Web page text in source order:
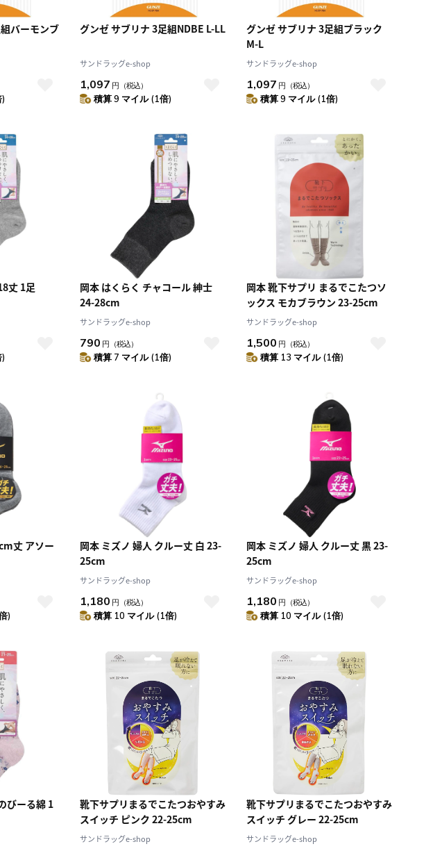
バーモンブ
グンゼ サブリナ 3足組NDBE L-LL
サンドラッグe-shop
1,097 円 （税込）
積算 9 マイル (1倍)
グンゼ サブリナ 3足組ブラック
M-L
サンドラッグe-shop
1,097 円 （税込）
積算 9 マイル (1倍)
丈 1足
岡本 はくらく チャコール 紳士
24-28cm
サンドラッグe-shop
790 円 （税込）
積算 7 マイル (1倍)
岡本 靴下サプリ まるでこたつソ
ックス モカブラウン 23-25cm
サンドラッグe-shop
1,500 円 （税込）
積算 13 マイル (1倍)
丈 アソー
)
岡本 ミズノ 婦人 クルー丈 白 23-
25cm
サンドラッグe-shop
1,180 円 （税込）
積算 10 マイル (1倍)
岡本 ミズノ 婦人 クルー丈 黒 23-
25cm
サンドラッグe-shop
1,180 円 （税込）
積算 10 マイル (1倍)
びーる綿 1
靴下サプリまるでこたつおやすみ
スイッチ ピンク 22-25cm
サンドラッグe-shop
靴下サプリまるでこたつおやすみ
スイッチ グレー 22-25cm
サンドラッグe-shop